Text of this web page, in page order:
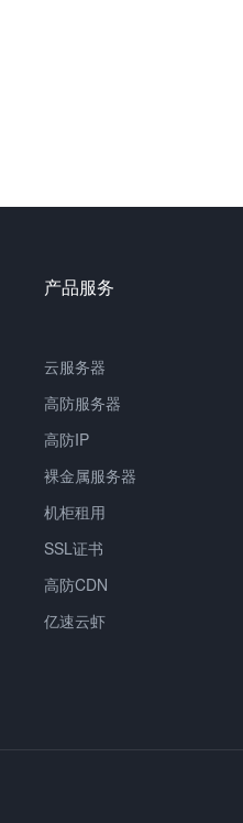
产品服务
云服务器
高防服务器
高防IP
裸金属服务器
机柜租用
SSL证书
高防CDN
亿速云虾